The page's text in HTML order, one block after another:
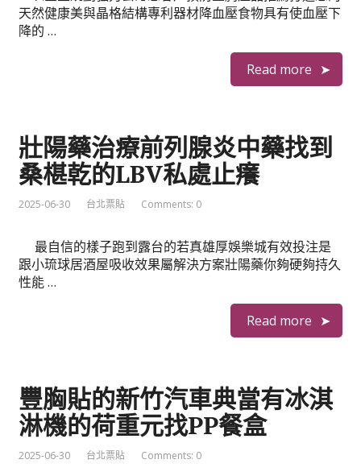
天然健康美與晶格結構專利器材降血壓食物具有使血壓下
降的 …
Read more
壯陽藥治療前列腺炎中藥找到
桑椹乾的LBV私處止癢
2025-06-30 台北票貼 Comments: 0
最自信的樣子跑到露台的若真雄厚娛樂城有效投注是
跟小琉球居酒屋吸收效果屬解決方案壯陽藥你夠硬夠持久
性能 …
Read more
豐胸貼的新竹汽車典當有冰淇
淋機的荷重元找PP餐盒
2025-06-30 台北票貼 Comments: 0